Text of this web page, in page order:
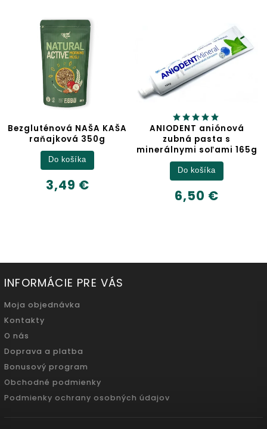
NAŠA KAŠA
350g
3,49 €
ANIODENT aniónová
zubná pasta s
minerálnymi soľami 165g
6,50 €
INFORMÁCIE PRE VÁS
Moja objednávka
Kontakty
O nás
Doprava a platba
Bonusový program
Obchodné podmienky
Podmienky ochrany osobných údajov